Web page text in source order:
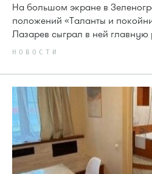
На большом экране в
положений «Таланты и
Лазарев сыграл в ней главную
НОВОСТИ